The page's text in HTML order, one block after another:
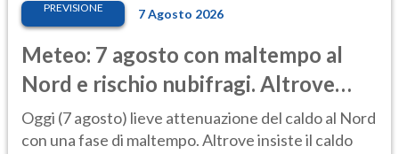
PREVISIONE 7 Agosto 2026
Meteo: 7 agosto con maltempo al
Nord e rischio nubifragi. Altrove
caldo estremo
Oggi (7 agosto) lieve attenuazione del caldo al Nord
con una fase di maltempo. Altrove insiste il caldo